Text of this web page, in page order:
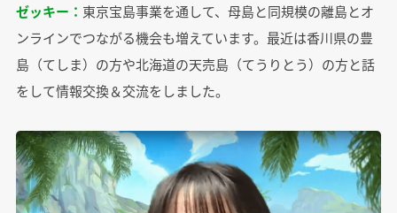
ゼッキー： 東京宝島事業を通して、母島と同規模の離島とオ
ンラインでつながる機会も増えています。最近は香川県の豊
島（てしま）の方や北海道の天売島（てうりとう）の方と話
をして情報交換＆交流をしました。